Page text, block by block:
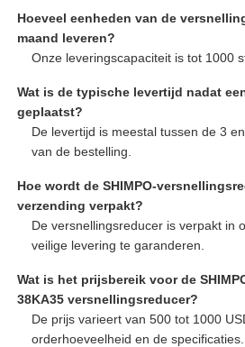
Hoeveel eenheden van de
maand leveren?
Onze leveringscapaciteit is tot 1000
Wat is de typische levertijd nadat
geplaatst?
De levertijd is meestal tussen de 3
van de bestelling.
Hoe wordt de SHIMPO-
verzending verpakt?
De versnellingsreducer is verpakt in
veilige levering te garanderen.
Wat is het prijsbereik voor de
38KA35 versnellingsreducer?
De prijs varieert van 500 tot 1000
orderhoeveelheid en de specificaties.